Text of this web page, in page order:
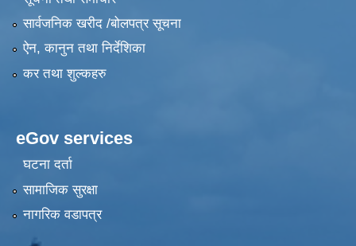
सार्वजनिक खरीद /बोलपत्र सूचना
ऐन, कानुन तथा निर्देशिका
कर तथा शुल्कहरु
eGov services
घटना दर्ता
सामाजिक सुरक्षा
नागरिक वडापत्र